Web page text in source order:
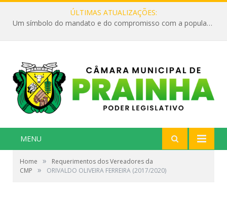
ÚLTIMAS ATUALIZAÇÕES:
Um símbolo do mandato e do compromisso com a população
MENU
Home »
Requerimentos dos Vereadores da
CMP
» ORIVALDO OLIVEIRA FERREIRA (2017/2020)